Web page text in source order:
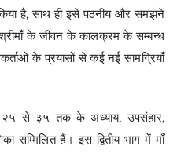
है, साथ ही इसे पठनीय और समझने
के जीवन के कालक्रम के सम्बन्ध
के प्रयासों से कई नई सामग्रियाँ
२५ से ३५ तक के अध्याय, उपसंहार,
सम्मिलित हैं। इस द्वितीय भाग में माँ